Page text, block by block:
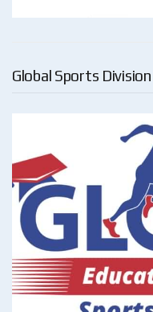
Global Sports Division